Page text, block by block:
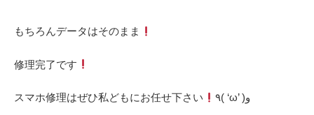
‎もちろんデータはそのまま
‎修理完了です
‎スマホ修理はぜひ私どもにお任せ下さい ٩( ‘ω’ )و